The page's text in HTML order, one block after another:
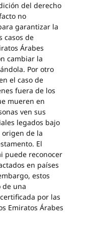
del derecho
no
garantizar la
casos de
Árabes
cambiar la
Por otro
el caso de
fuera de los
mueren en
ven sus
legados bajo
origen de la
El
puede reconocer
en países
estos
de una
por las
Emiratos Árabes